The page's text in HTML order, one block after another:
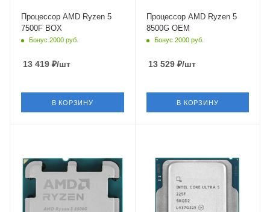
Процессор AMD Ryzen 5
7500F BOX
Бонус 2000 руб.
13 419 ₽/шт
В КОРЗИНУ
Процессор AMD Ryzen 5
8500G OEM
Бонус 2000 руб.
13 529₽/шт
В КОРЗИНУ
Ядро
AMD Phoenix
Максимальная частота в
турбо режиме
Ядро
Intel Arrow Lake-S
Максимальная частота в
турбо режиме